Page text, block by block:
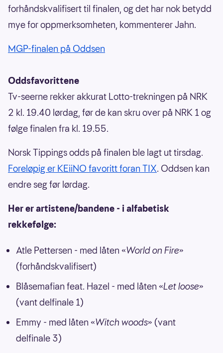
forhåndskvalifisert til finalen, og det har nok betydd
mye for oppmerksomheten, kommenterer Jahn.
MGP-finalen på Oddsen
Oddsfavorittene
Tv-seerne rekker akkurat Lotto-trekningen på NRK
2 kl. 19.40 lørdag, før de kan skru over på NRK 1 og
følge finalen fra kl. 19.55.
Norsk Tippings odds på finalen ble lagt ut tirsdag.
Foreløpig er KEiiNO favoritt foran TIX. Oddsen kan
endre seg før lørdag.
Her er artistene/bandene - i alfabetisk
rekkefølge:
Atle Pettersen - med låten «World on Fire»
(forhåndskvalifisert)
Blåsemafian feat. Hazel - med låten «Let loose»
(vant delfinale 1)
Emmy - med låten «Witch woods» (vant
delfinale 3)